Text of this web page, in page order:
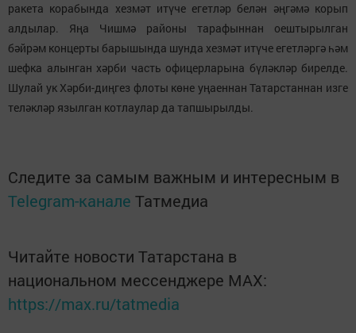
ракета корабында хезмәт итүче егетләр белән әңгәмә корып
алдылар. Яңа Чишмә районы тарафыннан оештырылган
бәйрәм концерты барышында шунда хезмәт итүче егетләргә һәм
шефка алынган хәрби часть офицерларына бүләкләр бирелде.
Шулай ук Хәрби-диңгез флоты көне уңаеннан Татарстаннан изге
теләкләр язылган котлаулар да тапшырылды.
Следите за самым важным и интересным в
Telegram-канале Татмедиа
Читайте новости Татарстана в
национальном мессенджере MАХ:
https://max.ru/tatmedia